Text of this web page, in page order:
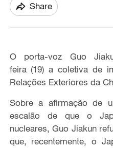
Share
O porta-voz Guo
feira(19) a coletiva de
Relações Exteriores da
Sobre a afirmação de
escalão de que o
nucleares, Guo Jiakun
que, recentemente, o